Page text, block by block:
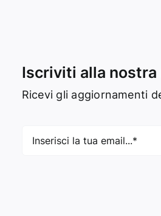
Iscriviti alla
Ricevi gli aggiornamenti